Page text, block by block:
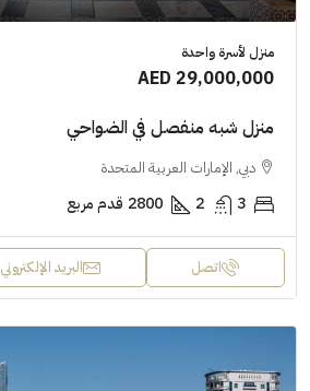
منزل لأسرة واحدة
AED 29,000,000
منزل شبه منفصل في الضواحي
دبي, الإمارات العربية المتحدة
3
2
2800 قدم مربع
اتصل البريد الإلكتروني